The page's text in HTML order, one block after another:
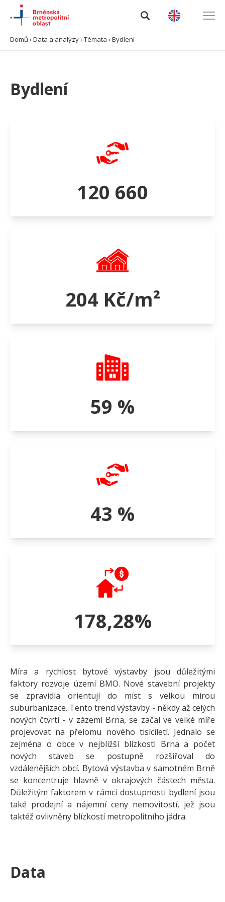
Domů › Data a analýzy› Témata › Bydlení
Bydlení
120 660
204 Kč/m²
59 %
43 %
178,28%
Míra a rychlost bytové výstavby jsou důležitými
faktory rozvoje území BMO. Nové stavební projekty
se zpravidla orientují do míst s velkou mírou
suburbanizace. Tento trend výstavby - někdy až celých
nových čtvrtí - v zázemí Brna, se začal ve velké míře
projevovat na přelomu nového tisíciletí. Jednalo se
zejména o obce v nejbližší blízkosti Brna a počet
nových staveb se postupně rozšiřoval do
vzdálenějších obcí. Bytová výstavba v samotném Brně
se koncentruje hlavně v okrajových částech města.
Důležitým faktorem v rámci dostupnosti bydlení jsou
také prodejní a nájemní ceny nemovitostí, jež jsou
taktéž ovlivněny blízkostí metropolitního jádra.
Data
O BMO
Kontakty